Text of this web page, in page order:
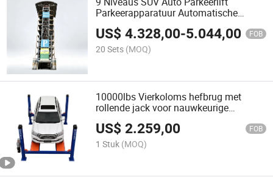
Parkeerapparatuur Automatische
parkeerapparatuur Carrousel
parkeersysteem Rotatief
parkeersysteem Slim parkeersysteem
voor kantoorgebouwen
US$4.328,00-5.044,00 FOB
20 Sets (MOQ)
10000lbs Vierkoloms hefbrug met
rollende jack voor nauwkeurige
voertuigafstellingen
US$2.259,00 FOB
1 Stuk (MOQ)